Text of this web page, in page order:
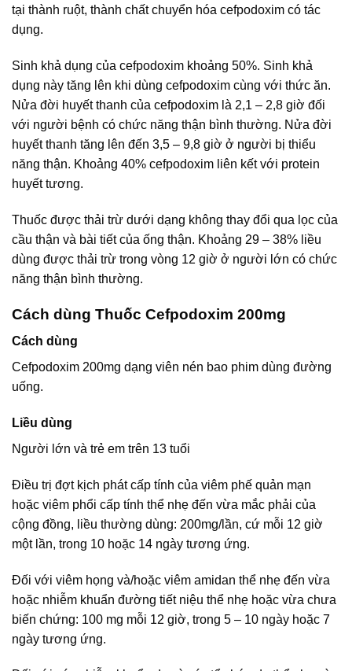
tại thành ruột, thành chất chuyển hóa cefpodoxim có tác
dụng.
Sinh khả dụng của cefpodoxim khoảng 50%. Sinh khả
dụng này tăng lên khi dùng cefpodoxim cùng với thức ăn.
Nửa đời huyết thanh của cefpodoxim là 2,1 – 2,8 giờ đối
với người bệnh có chức năng thận bình thường. Nửa đời
huyết thanh tăng lên đến 3,5 – 9,8 giờ ở người bị thiểu
năng thận. Khoảng 40% cefpodoxim liên kết với protein
huyết tương.
Thuốc được thải trừ dưới dạng không thay đổi qua lọc của
cầu thận và bài tiết của ống thận. Khoảng 29 – 38% liều
dùng được thải trừ trong vòng 12 giờ ở người lớn có chức
năng thận bình thường.
Cách dùng Thuốc Cefpodoxim 200mg
Cách dùng
Cefpodoxim 200mg dạng viên nén bao phim dùng đường
uống.
Liều dùng
Người lớn và trẻ em trên 13 tuổi
Điều trị đợt kịch phát cấp tính của viêm phế quản mạn
hoặc viêm phổi cấp tính thể nhẹ đến vừa mắc phải của
cộng đồng, liều thường dùng: 200mg/lần, cứ mỗi 12 giờ
một lần, trong 10 hoặc 14 ngày tương ứng.
Đối với viêm họng và/hoặc viêm amidan thể nhẹ đến vừa
hoặc nhiễm khuẩn đường tiết niệu thể nhẹ hoặc vừa chưa
biến chứng: 100 mg mỗi 12 giờ, trong 5 – 10 ngày hoặc 7
ngày tương ứng.